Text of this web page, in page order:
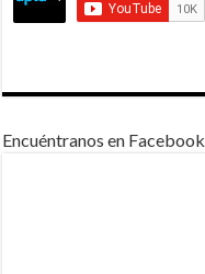
Encuéntranos en Facebook